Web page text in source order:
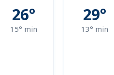
26°
15° min
29°
13° min